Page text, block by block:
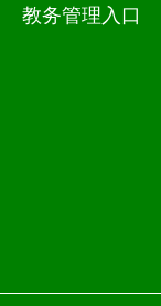
教务管理入口